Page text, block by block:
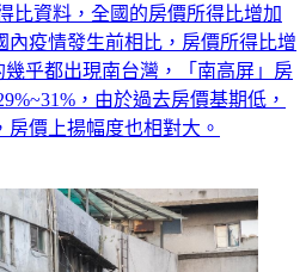
比資料，全國的房價所得比增加
內疫情發生前相比，房價所得比增
乎都出現南台灣，「南高屏」房
，由於過去房價基期低，
房價上揚幅度也相對大。